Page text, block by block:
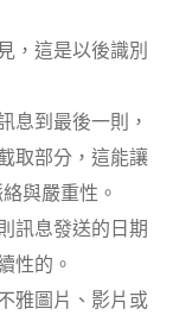
，這是以後識別
息到最後一則，
取部分，這能讓
與嚴重性。
訊息發送的日期
性的。
雅圖片、影片或